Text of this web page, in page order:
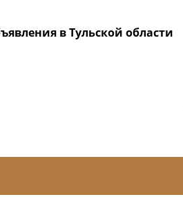
в Тульской области